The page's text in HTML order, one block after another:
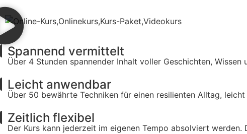
Spannend vermittelt
Über 4 Stunden spannender Inhalt voller Geschichten, Wissen
Leicht anwendbar
Über 50 bewährte Techniken für einen resilienten Alltag,
Zeitlich flexibel
Der Kurs kann jederzeit im eigenen Tempo absolviert